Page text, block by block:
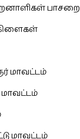
பாசறை
கிளைகள்
மாவட்டம்
மாவட்டம்